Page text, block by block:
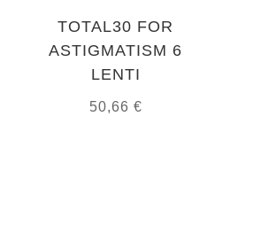
TOTAL30 FOR
ASTIGMATISM 6
LENTI
50,66 €